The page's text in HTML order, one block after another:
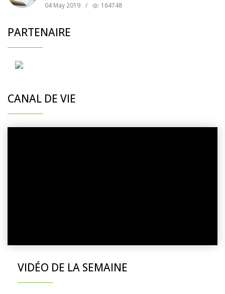
04 May 2019 / 164748
PARTENAIRE
CANAL DE VIE
VIDÉO DE LA SEMAINE